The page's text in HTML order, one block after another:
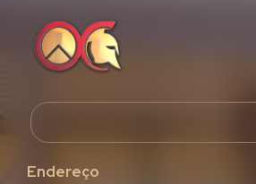
Endereço